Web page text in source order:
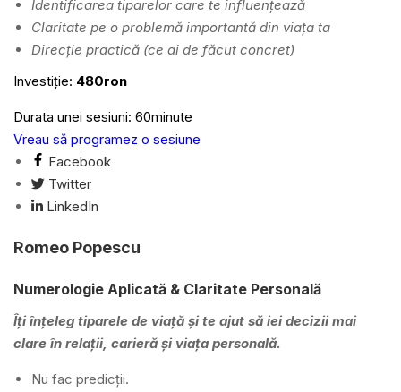
Identificarea tiparelor care te influențează
Claritate pe o problemă importantă din viața ta
Direcție practică (ce ai de făcut concret)
Investiție: 480ron
Durata unei sesiuni: 60minute
Vreau să programez o sesiune
Facebook
Twitter
LinkedIn
Romeo Popescu
Numerologie Aplicată & Claritate Personală
Îți înțeleg tiparele de viață și te ajut să iei decizii mai
clare în relații, carieră și viața personală.
Nu fac predicții.